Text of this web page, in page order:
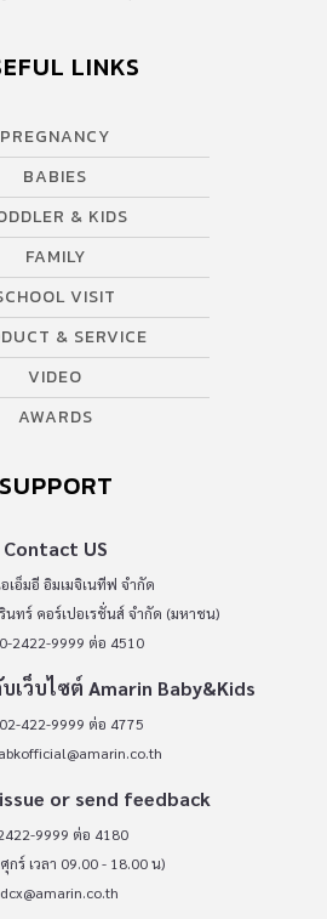
LINKS
PREGNANCY
BABIES
& KIDS
FAMILY
VISIT
& SERVICE
VIDEO
AWARDS
SUPPORT
Contact US
เอ็มอี อิมเมจิเนทีฟ จำกัด
นทร์ คอร์เปอเรชั่นส์ จำกัด (มหาชน)
2422-9999 ต่อ 4510
ว็บไซต์ Amarin Baby&Kids
422-9999 ต่อ 4775
abkofficial@amarin.co.th
or send feedback
9999 ต่อ 4180
กร์ เวลา 09.00 - 18.00 น)